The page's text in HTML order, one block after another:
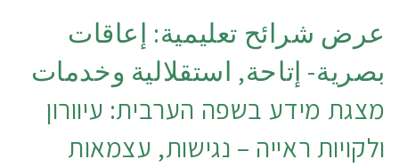
عرض شرائح تعليمية: إعاقات
بصرية- إتاحة, استقلالية وخدمات
מצגת מידע בשפה הערבית: עיוורון
ולקויות ראייה – נגישות, עצמאות